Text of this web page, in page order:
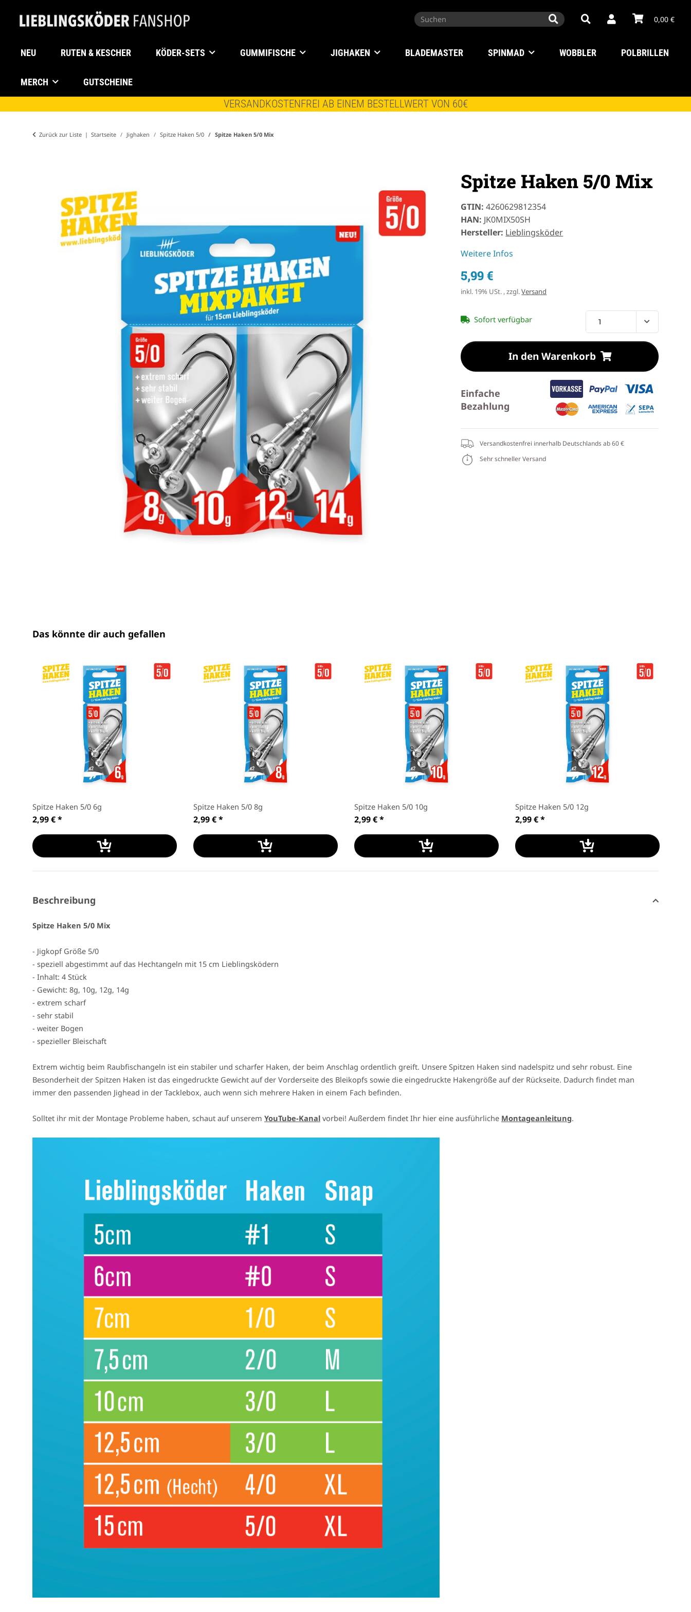
0,00 €
NEU RUTEN & KESCHER KÖDER-SETS GUMMIFISCHE JIGHAKEN BLADEMASTER SPINMAD WOBBLER POLBRILLEN
MERCH GUTSCHEINE
VERSANDKOSTENFREI AB EINEM BESTELLWERT VON 60€
Zurück zur Liste Startseite Jighaken Spitze Haken 5/0 Spitze Haken 5/0 Mix
Spitze Haken 5/0 Mix
GTIN: 4260629812354
HAN: JK0MIX50SH
Hersteller: Lieblingsköder
Weitere Infos
5,99 €
inkl. 19% USt. , zzgl.Versand
Sofort verfügbar
In den Warenkorb
Einfache
Bezahlung
Versandkostenfrei innerhalb Deutschlands ab 60 €
Sehr schneller Versand
Das könnte dir auch gefallen
Spitze Haken 5/0 6g
2,99 €*
Spitze Haken 5/0 8g
2,99 €*
Spitze Haken 5/0 10g
2,99 €*
Spitze Haken 5/0 12g
2,99 €*
Beschreibung
Spitze Haken 5/0 Mix
- Jigkopf Größe 5/0
- speziell abgestimmt auf das Hechtangeln mit 15 cm Lieblingsködern
- Inhalt: 4 Stück
- Gewicht: 8g, 10g, 12g, 14g
- extrem scharf
- sehr stabil
- weiter Bogen
- spezieller Bleischaft
Extrem wichtig beim Raubfischangeln ist ein stabiler und scharfer Haken, der beim Anschlag ordentlich greift. Unsere Spitzen Haken sind nadelspitz und sehr robust. Eine
Besonderheit der Spitzen Haken ist das eingedruckte Gewicht auf der Vorderseite des Bleikopfs sowie die eingedruckte Hakengröße auf der Rückseite. Dadurch findet man
immer den passenden Jighead in der Tacklebox, auch wenn sich mehrere Haken in einem Fach befinden.
Solltet ihr mit der Montage Probleme haben, schaut auf unserem YouTube-Kanal vorbei! Außerdem findet Ihr hier eine ausführliche Montageanleitung.